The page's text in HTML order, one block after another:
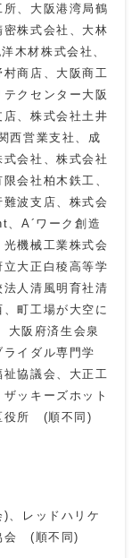
、大阪港湾局鶴
株式会社、大林
木材株式会社、
商店、大阪商工
クセンター大阪
、株式会社土井
西営業支社、成
会社、株式会社
会社柏木鉄工、
波支店、株式会
A´ワーク創造
機械工業株式会
大正白稜高等学
人清風明育社清
町工場が大空に
大阪府済生会泉
イダル専門学
協議会、大正工
ッキーズホット
役所 (順不同)
、レッドハリケ
会 (順不同)